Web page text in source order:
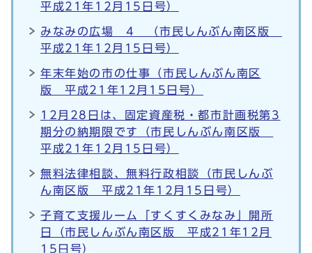
平成21年12月15日号）
みなみの広場 4 （市民しんぶん南区版
平成21年12月15日号）
年末年始の市の仕事（市民しんぶん南区
版 平成21年12月15日号）
12月28日は、固定資産税・都市計画税第3
期分の納期限です（市民しんぶん南区版
平成21年12月15日号）
無料法律相談、無料行政相談（市民しんぶ
ん南区版 平成21年12月15日号）
子育て支援ルーム「すくすくみなみ」開所
日（市民しんぶん南区版 平成21年12月
15日号）